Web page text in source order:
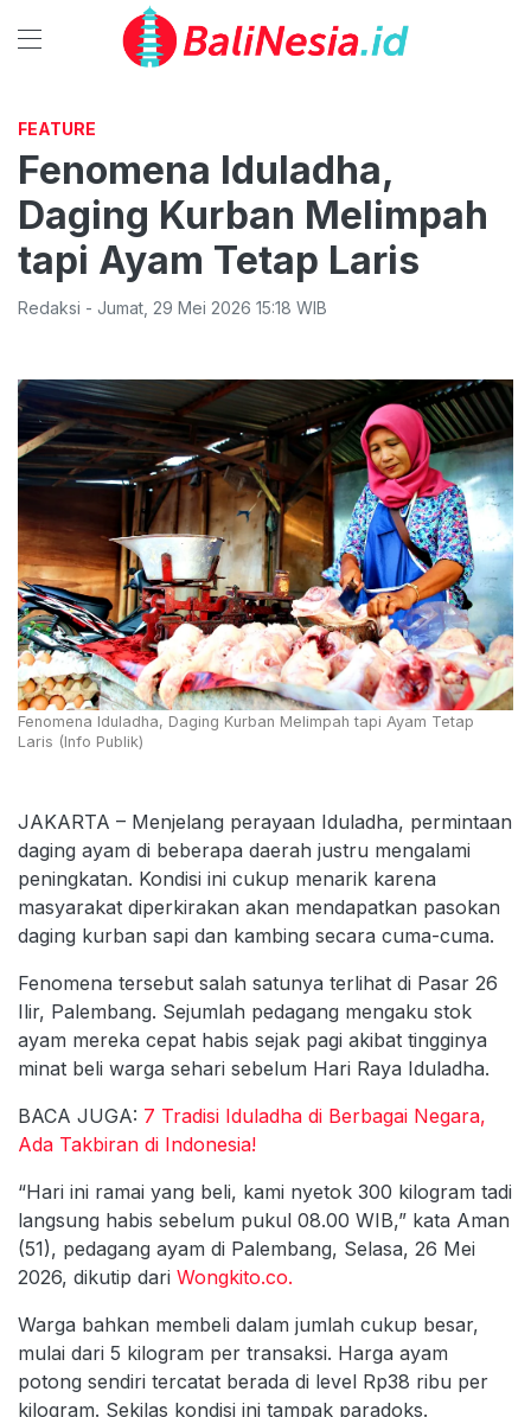
FEATURE
Fenomena Iduladha,
Daging Kurban Melimpah
tapi Ayam Tetap Laris
Redaksi - Jumat 29 Mei 2026 15:18 WIB
Fenomena Iduladha, Daging Kurban Melimpah tapi Ayam Tetap
Laris (Info Publik)
JAKARTA – Menjelang perayaan Iduladha, permintaan
daging ayam di beberapa daerah justru mengalami
peningkatan. Kondisi ini cukup menarik karena
masyarakat diperkirakan akan mendapatkan pasokan
daging kurban sapi dan kambing secara cuma-cuma.
Fenomena tersebut salah satunya terlihat di Pasar 26
Ilir, Palembang. Sejumlah pedagang mengaku stok
ayam mereka cepat habis sejak pagi akibat tingginya
minat beli warga sehari sebelum Hari Raya Iduladha.
BACA JUGA: 7 Tradisi Iduladha di Berbagai Negara,
Ada Takbiran di Indonesia!
“Hari ini ramai yang beli, kami nyetok 300 kilogram tadi
langsung habis sebelum pukul 08.00 WIB,” kata Aman
(51), pedagang ayam di Palembang, Selasa, 26 Mei
2026, dikutip dari Wongkito.co.
Warga bahkan membeli dalam jumlah cukup besar,
mulai dari 5 kilogram per transaksi. Harga ayam
potong sendiri tercatat berada di level Rp38 ribu per
kilogram. Sekilas kondisi ini tampak paradoks.